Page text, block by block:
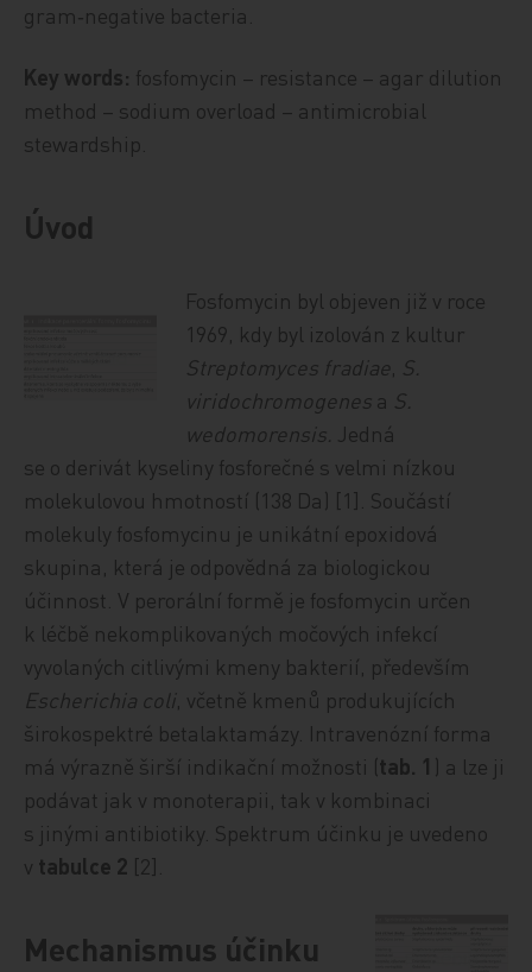
gram‑negative bacteria.
Key words: fosfomycin – resistance – agar dilution
method – sodium overload – antimicrobial
stewardship.
Úvod
Fosfomycin byl objeven již v roce
1969, kdy byl izolován z kultur
Streptomyces fradiae, S.
viridochromogenes a S.
wedomorensis.
Jedná
se o derivát kyseliny fosforečné s velmi nízkou
molekulovou hmotností (138 Da) [1]. Součástí
molekuly fosfomycinu je unikátní epoxidová
skupina, která je odpovědná za biologickou
účinnost. V perorální formě je fosfomycin určen
k léčbě nekomplikovaných močových infekcí
vyvolaných citlivými kmeny bakterií, především
Escherichia coli, včetně kmenů produkujících
širokospektré betalaktamázy. Intravenózní forma
má výrazně širší indikační možnosti (tab. 1 ) a lze ji
podávat jak v monoterapii, tak v kombinaci
s jinými antibiotiky. Spektrum účinku je uvedeno
v tabulce 2 [2].
Mechanismus účinku